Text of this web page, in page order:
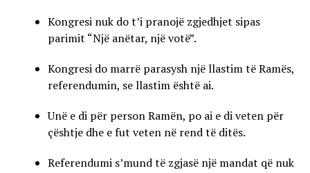
Kongresi nuk do t’i pranojë zgjedhjet sipas
parimit “Një anëtar, një votë”.
Kongresi do marrë parasysh një llastim të Ramës,
referendumin, se llastim është ai.
Unë e di për person Ramën, po ai e di veten për
çështje dhe e fut veten në rend të ditës.
Referendumi s’mund të zgjasë një mandat që nuk